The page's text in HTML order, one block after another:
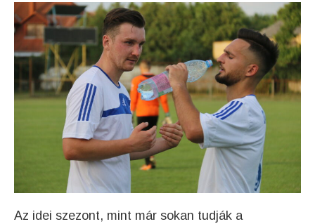
Az idei szezont, mint már sokan tudják a